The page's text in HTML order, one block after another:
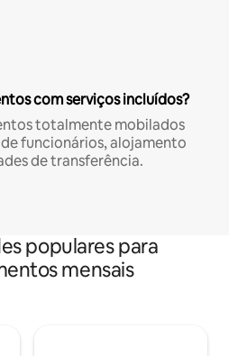
com serviços incluídos?
totalmente mobilados
funcionários, alojamento
de transferência.
populares para
mensais